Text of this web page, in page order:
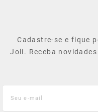
Cadastre-se e fique
Joli. Receba